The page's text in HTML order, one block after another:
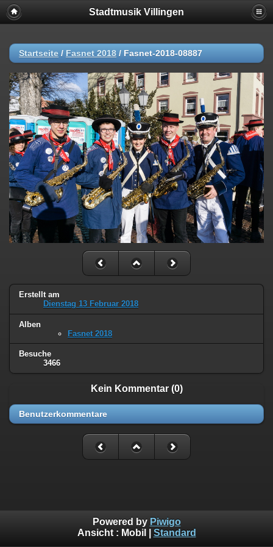
Stadtmusik Villingen
Startseite / Fasnet 2018 / Fasnet-2018-08887
Erstellt am
Dienstag 13 Februar 2018
Alben
Fasnet 2018
Besuche
3466
Kein Kommentar (0)
Benutzerkommentare
Powered by Piwigo
Ansicht : Mobil Standard